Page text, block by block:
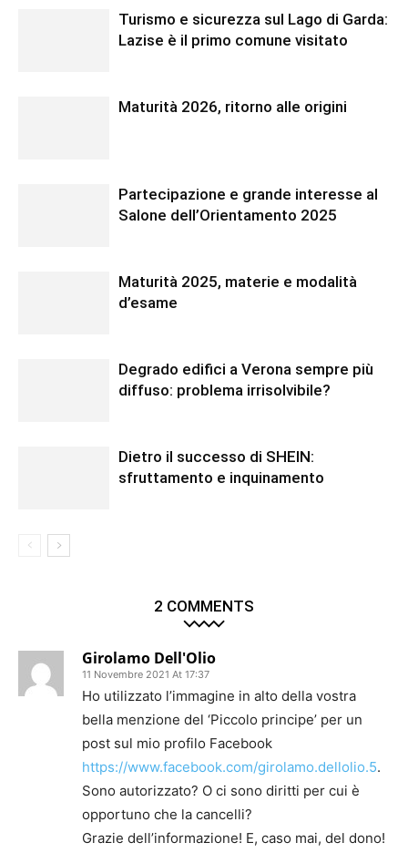
Turismo e sicurezza sul Lago di Garda:
Lazise è il primo comune visitato
Maturità 2026, ritorno alle origini
Partecipazione e grande interesse al
Salone dell’Orientamento 2025
Maturità 2025, materie e modalità
d’esame
Degrado edifici a Verona sempre più
diffuso: problema irrisolvibile?
Dietro il successo di SHEIN:
sfruttamento e inquinamento
2 COMMENTS
Girolamo Dell'Olio
11 Novembre 2021 At 17:37
Ho utilizzato l’immagine in alto della vostra
bella menzione del ‘Piccolo principe’ per un
post sul mio profilo Facebook
https://www.facebook.com/girolamo.dellolio.5.
Sono autorizzato? O ci sono diritti per cui è
opportuno che la cancelli?
Grazie dell’informazione! E, caso mai, del dono!